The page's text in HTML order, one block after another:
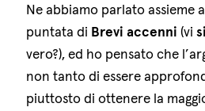
Ne abbiamo parlato assieme
puntata di Brevi accenni (vi
vero?), ed ho pensato che
non tanto di essere
piuttosto di ottenere la